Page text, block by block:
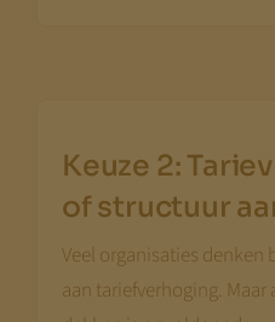
Keuze 2:
of structuur
Veel organisaties denken
aan tariefverhoging.